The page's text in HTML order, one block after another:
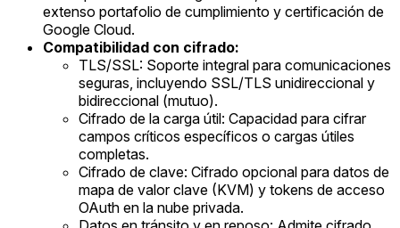
extenso portafolio de cumplimiento y certificación de
Google Cloud.
Compatibilidad con cifrado:
TLS/SSL: Soporte integral para comunicaciones
seguras, incluyendo SSL/TLS unidireccional y
bidireccional (mutuo).
Cifrado de la carga útil: Capacidad para cifrar
campos críticos específicos o cargas útiles
completas.
Cifrado de clave: Cifrado opcional para datos de
mapa de valor clave (KVM) y tokens de acceso
OAuth en la nube privada.